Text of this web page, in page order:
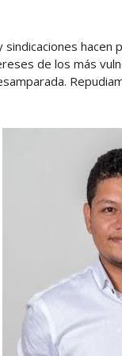
de los más